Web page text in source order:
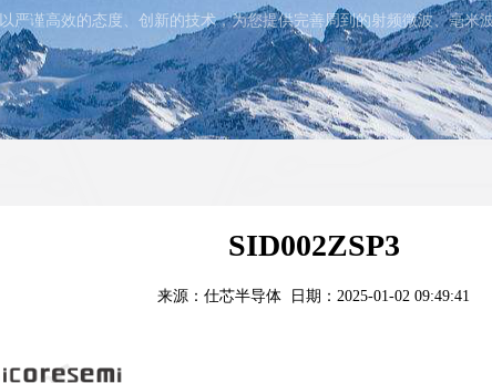
以严谨高效的态度、创新的技术，为您提供完善周到的射频微波、毫米
SID002ZSP3
来源：仕芯半导体 日期：2025-01-02 09:49:41